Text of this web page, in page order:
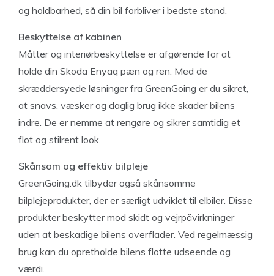
og holdbarhed, så din bil forbliver i bedste stand.
Beskyttelse af kabinen
Måtter og interiørbeskyttelse er afgørende for at
holde din Skoda Enyaq pæn og ren. Med de
skræddersyede løsninger fra GreenGoing er du sikret,
at snavs, væsker og daglig brug ikke skader bilens
indre. De er nemme at rengøre og sikrer samtidig et
flot og stilrent look.
Skånsom og effektiv bilpleje
GreenGoing.dk tilbyder også skånsomme
bilplejeprodukter, der er særligt udviklet til elbiler. Disse
produkter beskytter mod skidt og vejrpåvirkninger
uden at beskadige bilens overflader. Ved regelmæssig
brug kan du opretholde bilens flotte udseende og
værdi.